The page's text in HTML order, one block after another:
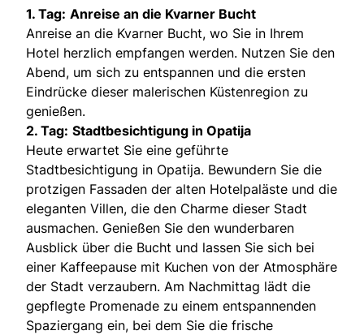
1. Tag: Anreise an die Kvarner Bucht
Anreise an die Kvarner Bucht, wo Sie in Ihrem
Hotel herzlich empfangen werden. Nutzen Sie den
Abend, um sich zu entspannen und die ersten
Eindrücke dieser malerischen Küstenregion zu
genießen.
2. Tag: Stadtbesichtigung in Opatija
Heute erwartet Sie eine geführte
Stadtbesichtigung in Opatija. Bewundern Sie die
protzigen Fassaden der alten Hotelpaläste und die
eleganten Villen, die den Charme dieser Stadt
ausmachen. Genießen Sie den wunderbaren
Ausblick über die Bucht und lassen Sie sich bei
einer Kaffeepause mit Kuchen von der Atmosphäre
der Stadt verzaubern. Am Nachmittag lädt die
gepflegte Promenade zu einem entspannenden
Spaziergang ein, bei dem Sie die frische